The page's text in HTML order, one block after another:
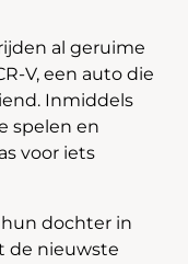
al geruime
V, een auto die
Inmiddels
spelen en
voor iets
dochter in
de nieuwste